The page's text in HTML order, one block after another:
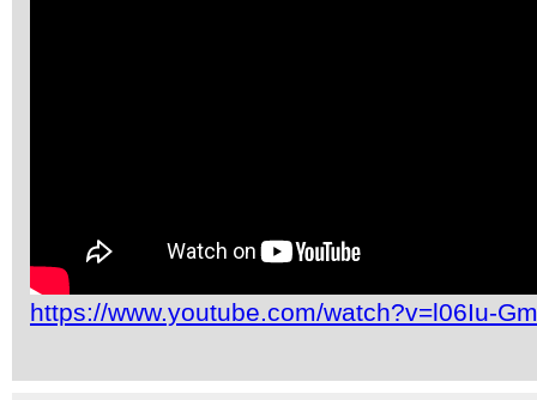
https://www.youtube.com/watch?v=l06Iu-